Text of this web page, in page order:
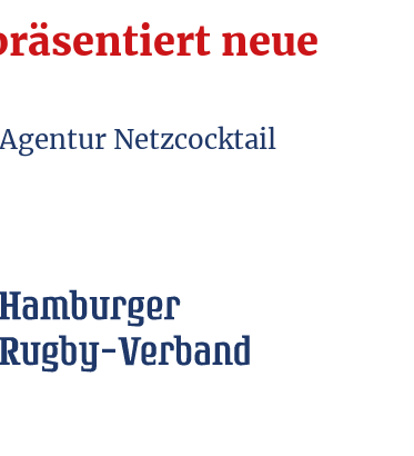
neue
Netzcocktail
Autismus